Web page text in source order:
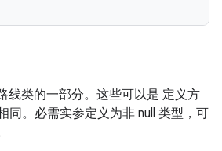
线类的一部分。这些可以是 定义方
同。必需实参定义为非 null 类型，可